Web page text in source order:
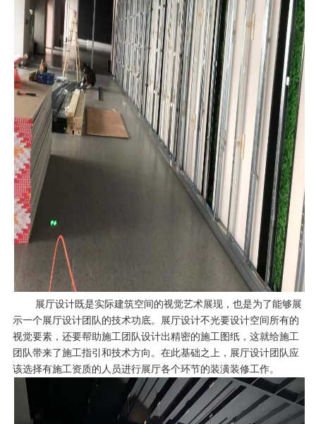
展厅设计既是实际建筑空间的视觉艺术展现，也是为了能够展
示一个展厅设计团队的技术功底。展厅设计不光要设计空间所有的
视觉要素，还要帮助施工团队设计出精密的施工图纸，这就给施工
团队带来了施工指引和技术方向。在此基础之上，展厅设计团队应
该选择有施工资质的人员进行展厅各个环节的装潢装修工作。